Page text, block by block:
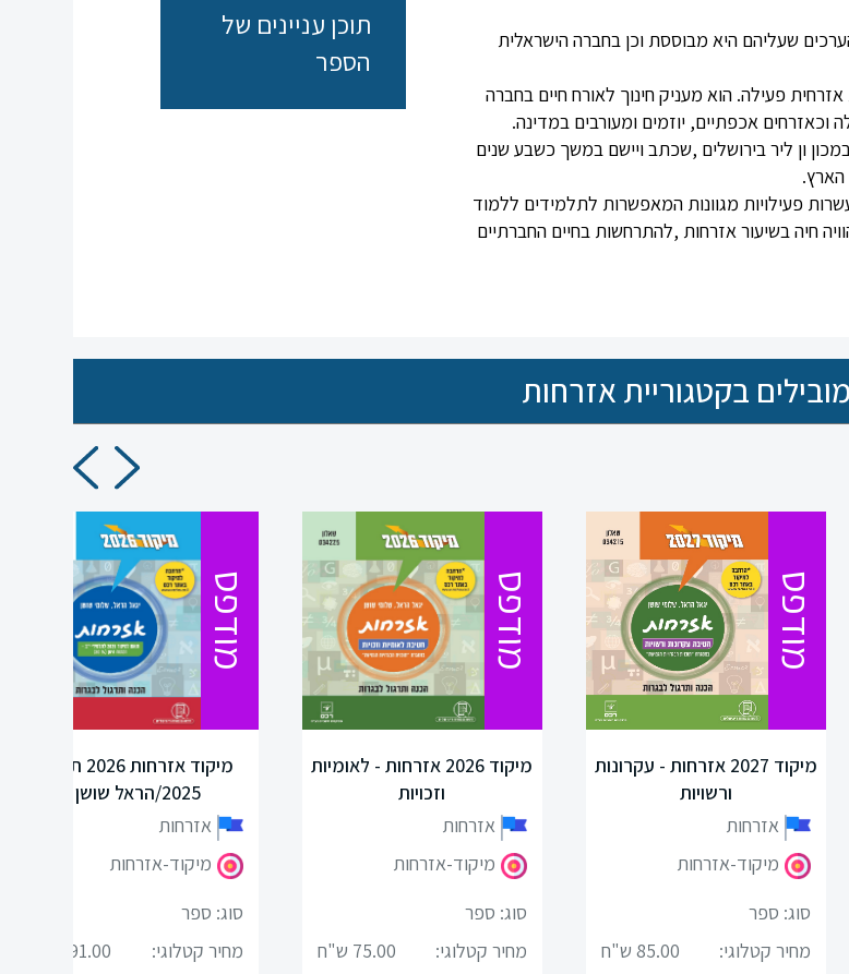
שעליהם היא מבוססת וכן בחברה הישראלית
פעילה. הוא מעניק חינוך לאורח חיים בחברה
אכפתיים, יוזמים ומעורבים במדינה.
ון ליר בירושלים ,שכתב ויישם במשך כשבע שנים
הארץ.
פעילויות מגוונות המאפשרות לתלמידים ללמוד
חיה בשיעור אזרחות ,להתרחשות בחיים החברתיים
תוכן עניינים של
הספר
בקטגוריית אזרחות
מודפס
מיקוד אזרחות 2026 תואם
2025/הראל שושן
אזרחות
מיקוד-אזרחות
סוג: ספר
מחיר קטלוגי:
91.00 ש"ח
מודפס
מיקוד 2026 אזרחות - לאומיות
וזכויות
אזרחות
מיקוד-אזרחות
סוג: ספר
מחיר קטלוגי:
75.00 ש"ח
מודפס
מיקוד 2027 אזרחות - עקרונות
ורשויות
אזרחות
מיקוד-אזרחות
סוג: ספר
מחיר קטלוגי:
85.00 ש"ח